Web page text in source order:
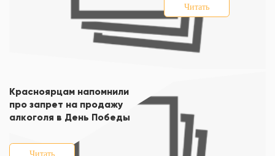
Читать
Красноярцам напомнили
про запрет на продажу
алкоголя в День Победы
Читать